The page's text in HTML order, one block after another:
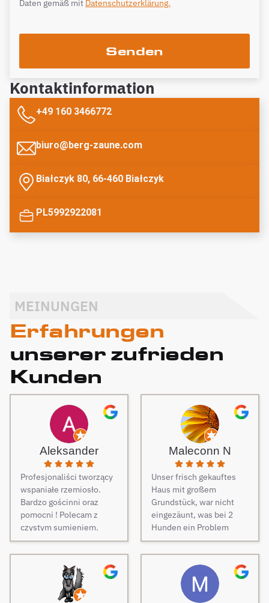
Daten gemäß mit Datenschutzerklärung.
Senden
Kontaktinformation
+49 160 3466772
biuro@berg-zaune.com
Białczyk 80, 66-460 Białczyk
PL5992922081
Erfahrungen
unserer zufrieden
Kunden
MEINUNGEN
Aleksander
Profesjonaliści tworzący
wspaniałe rzemiosło.
Bardzo gościnni oraz
pomocni ! Polecam z
czystym sumieniem.
Maleconn N
Unser frisch gekauftes
Haus mit großem
Grundstück, war nicht
eingezäunt, was bei 2
Hunden ein Problem
darstellt. Daher musste
dringend und schnell ein
Zaun her. Auf Empfehlung
von Freunden haben wir
unseren Zaun bei Berg